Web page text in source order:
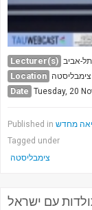
Lecturer(s) תל-אביב
Location צימבליסטה
Date Tuesday, 20
Published in מחדש
Tagged under
צימבליסטה
עם ישראל